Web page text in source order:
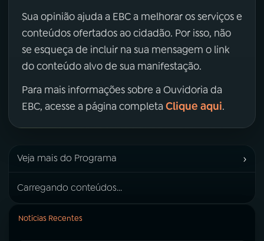
Sua opinião ajuda a EBC a melhorar os serviços e
conteúdos ofertados ao cidadão. Por isso, não
se esqueça de incluir na sua mensagem o link
do conteúdo alvo de sua manifestação.
Para mais informações sobre a Ouvidoria da
EBC, acesse a página completa Clique aqui.
Veja mais do Programa ›
Carregando conteúdos...
Notícias Recentes